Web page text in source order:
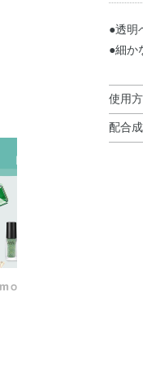
●透明
●細か
使用
使用上
配合